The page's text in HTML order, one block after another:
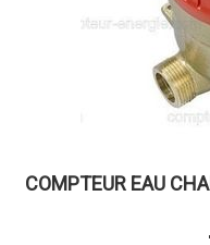
COMPTEUR EAU